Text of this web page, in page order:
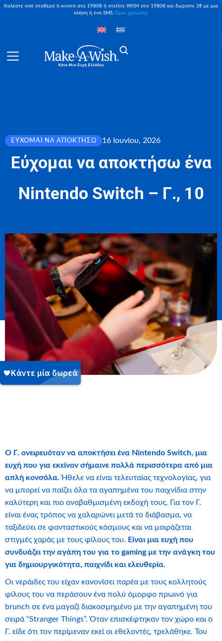
Καλέστε από σταθερό ή κινητό στο 19808 ή στείλτε WISH στο 19808 και δωρίστε 2€ με μια
κλήση ή ένα SMS,Όροι χρέωσης
ΕΎΧΟΜΑΙ ΝΑ ΑΠΟΚΤΉΣΩ 16 Ιουνίου, 2026
Εύχομαι να αποκτήσω ένα
Nintendo Switch – Γ., 10
Ο Γ. ονειρευόταν να αποκτήσει ένα Nintendo Switch, μια
ευχή που για εκείνον σήμαινε πολλά περισσότερα από μια
απλή κονσόλα. Ήθελε να είναι τελευταίας τεχνολογίας, για
να μπορεί να παίζει όλα τα αγαπημένα του παιχνίδια στην
καλύτερη και πιο αναβαθμισμένη εκδοχή τους. Για τον Γ.
είναι ένας τρόπος να χαλαρώνει μετά το διάβασμα, να
ταξιδεύει σε φανταστικούς κόσμους και να μοιράζεται
στιγμές χαράς με τους φίλους του. Είναι μια ευχή που
συνδυάζει την αγάπη του για το gaming με την ανάγκη του
για δημιουργικότητα, παιχνίδι και ελευθερία.
Οι νεράιδες του είχαν κανονίσει παρέα με τους κολλητούς
φίλους του να περάσουν ένα πολύ όμορφο πρωινό για
brunch σε ένα μαγαζί διακοσμημένο με την αγαπημένη του
σειρά “Stranger Things”. Όταν επισκέφτηκαν τον χώρο και ο
Γ. είδε ότι τον περίμεναν εκεί οι εθελοντές, τρελάθηκε. Του